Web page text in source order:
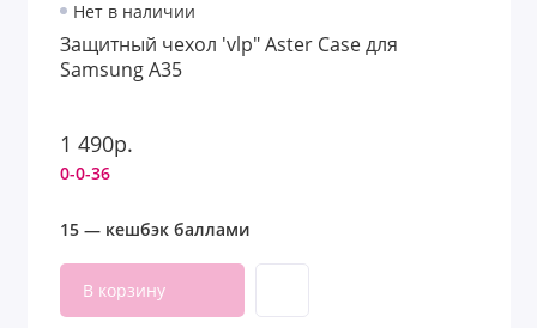
Нет в наличии
Защитный чехол 'vlp" Aster Case для
Samsung A35
1 490р.
0-0-36
15 — кешбэк баллами
В корзину